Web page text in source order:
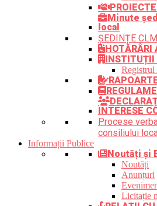
Minute
local
ȘEDINȚE
HOTĂRÂRI
INSTITUȚII
INTERESE
Procese
consiliului
Informații Publice
Noutăți și
Noutăți
Anunțuri
Licitație